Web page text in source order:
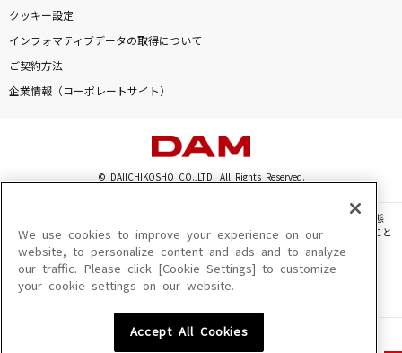
クッキー設定
インフォマティブデータの取得について
ご契約方法
企業情報（コーポレートサイト）
© DAIICHIKOSHO CO.,LTD. All Rights Reserved.
このサイトに掲載されている一切の文章・画像・写真・動画・音声等を、手段や形態
を問わず、著作権法の定める範囲を超えて無断で複製、転載、ファイル化などすること
を禁じます。
楽曲及びコンテンツは、機種によりご利用いただけない場合があります。
楽曲及びコンテンツの配信日、配信内容が変更になる場合があります。
We use cookies to improve your experience on our
website, to personalize content and ads and to analyze
our traffic. Please click [Cookie Settings] to customize
your cookie settings on our website.
Accept All Cookies